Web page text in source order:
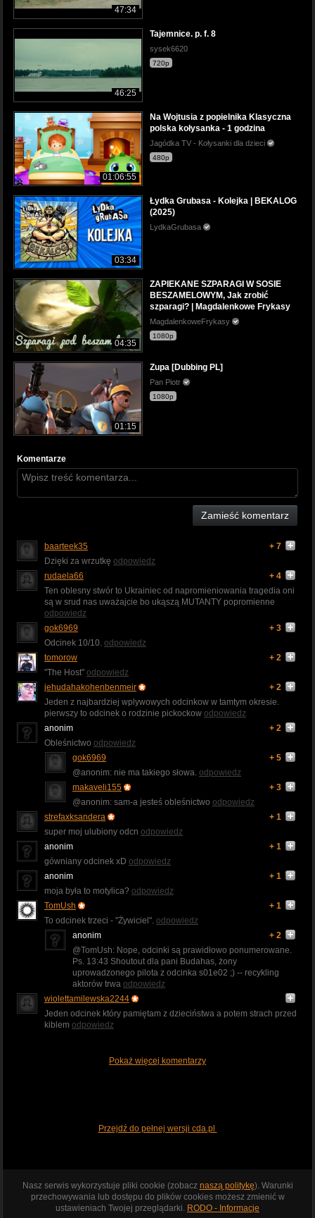
47:34
46:25
Tajemnice. p. f. 8
sysek6620
720p
01:06:55
Na Wojtusia z popielnika Klasyczna
polska kołysanka - 1 godzina
Jagódka TV - Kołysanki dla dzieci
480p
03:34
Łydka Grubasa - Kolejka | BEKALOG
(2025)
LydkaGrubasa
04:35
ZAPIEKANE SZPARAGI W SOSIE
BESZAMELOWYM, Jak zrobić
szparagi? | Magdalenkowe Frykasy
MagdalenkoweFrykasy
1080p
01:15
Zupa [Dubbing PL]
Pan Piotr
1080p
Komentarze
Zamieść komentarz
baarteek35
+ 7
Dzięki za wrzutkę odpowiedz
rudaela66
+ 4
Ten oblesny stwór to Ukrainiec od napromieniowania tragedia oni
są w srud nas uważajcie bo ukąszą MUTANTY popromienne
odpowiedz
gok6969
+ 3
Odcinek 10/10. odpowiedz
tomorow
+ 2
"The Host" odpowiedz
jehudahakohenbenmeir
+ 2
Jeden z najbardziej wplywowych odcinkow w tamtym okresie.
pierwszy to odcinek o rodzinie pickockow odpowiedz
anonim
+ 2
Obleśnictwo odpowiedz
gok6969
+ 5
@anonim: nie ma takiego słowa. odpowiedz
makaveli155
+ 3
@anonim: sam-a jesteś obleśnictwo odpowiedz
strefaxksandera
+ 1
super moj ulubiony odcn odpowiedz
anonim
+ 1
gówniany odcinek xD odpowiedz
anonim
+ 1
moja była to motylica? odpowiedz
TomUsh
+ 1
To odcinek trzeci - "Żywiciel". odpowiedz
anonim
+ 2
@TomUsh: Nope, odcinki są prawidłowo ponumerowane.
Ps. 13:43 Shoutout dla pani Budahas, żony
uprowadzonego pilota z odcinka s01e02 ;) -- recykling
aktorów trwa odpowiedz
wiolettamilewska2244
Jeden odcinek który pamiętam z dzieciństwa a potem strach przed
kiblem odpowiedz
Pokaż więcej komentarzy
Przejdź do pełnej wersji cda.pl
Nasz serwis wykorzystuje pliki cookie (zobacz naszą politykę). Warunki
przechowywania lub dostępu do plików cookies możesz zmienić w
ustawieniach Twojej przeglądarki. RODO - Informacje